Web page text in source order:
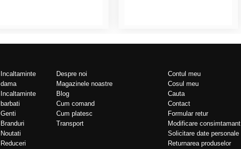
Incaltaminte
dama
Incaltaminte
barbati
Genti
Branduri
Noutati
Reduceri
Despre noi
Magazinele noastre
Blog
Cum comand
Cum platesc
Transport
Contul meu
Cosul meu
Cauta
Contact
Formular retur
Modificare consimtamant
Solicitare date personale
Returnarea produselor